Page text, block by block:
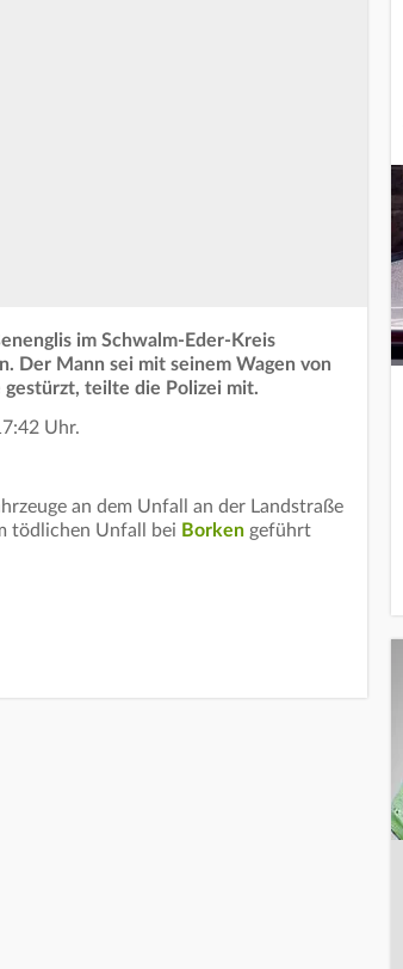
im Schwalm-Eder-Kreis
Der Mann sei mit seinem Wagen von
gestürzt, teilte die Polizei mit.
Uhr.
an dem Unfall an der Landstraße
tödlichen Unfall bei Borken geführt